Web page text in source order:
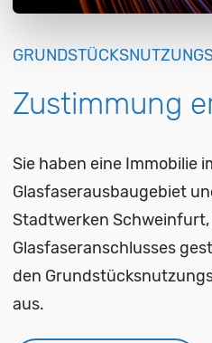
Zustimmung
Sie haben eine Immobilie
Glasfaserausbaugebiet
Stadtwerken Schweinfurt,
Glasfaseranschlusses
den
aus.